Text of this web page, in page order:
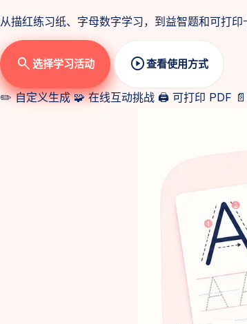
从描红练习纸、字母数字学习，到益智题和可打
search 选择学习活动 play_circle查看使用方式
✏️自定义生成🧩在线互动挑战 🖨️ 可打印 PDF 📄